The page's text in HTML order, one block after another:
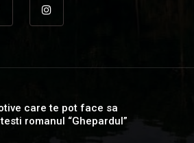
care te pot face sa
romanul “Ghepardul”